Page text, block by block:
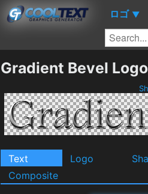
ロゴ ▼
Gradient Bevel
Text Logo
Composite